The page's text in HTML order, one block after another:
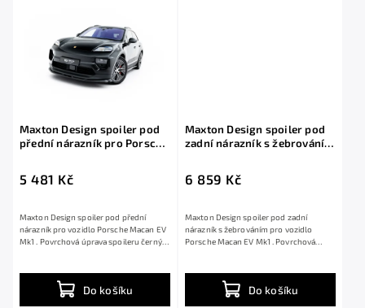
Maxton Design spoiler pod
přední nárazník pro Porsche
5 481 Kč
Do košíku
Maxton Design spoiler pod přední
nárazník pro vozidlo Porsche Macan EV
Mk1 . Povrchová úprava spoileru černý
Maxton Design spoiler pod
zadní nárazník s žebrováním
6 859 Kč
Do košíku
Maxton Design spoiler pod zadní
nárazník s žebrováním pro vozidlo
Porsche Macan EV Mk1 . Povrchová